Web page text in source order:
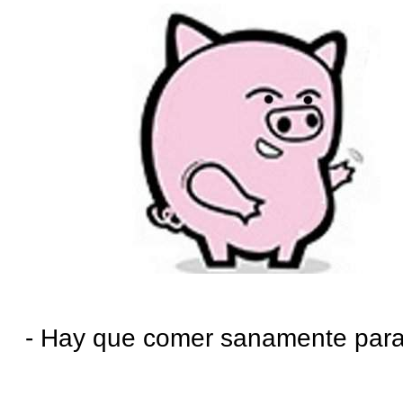
- Hay que comer sanamente